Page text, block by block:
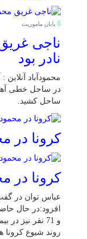
پایان ماموریت
ناجی
نادر بود
محمودآباد
در ساحل خطی
ساحل کشید.
کرونا در
کرونا در
عباس توان در
و 71 نفر نیز
روند شیوع